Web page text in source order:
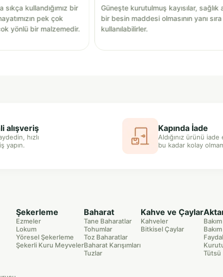
sıkça kullandığımız bir
pek çok
yönlü bir malzemedir.
Güneşte kurutulmuş kayısılar, sağlık
bir besin maddesi olmasının yanı
kullanılabilirler.
alışveriş
hızlı
yapın.
Kapında İade
Aldığınız ürünü
bu kadar kolay
Şekerleme
Ezmeler
Lokum
Yöresel Şekerleme
Şekerli Kuru Meyveler
Baharat
Tane Baharatlar
Tohumlar
Toz Baharatlar
Baharat Karışımları
Tuzlar
Kahve ve Çaylar
Kahveler
Bitkisel Çaylar
Tütsü